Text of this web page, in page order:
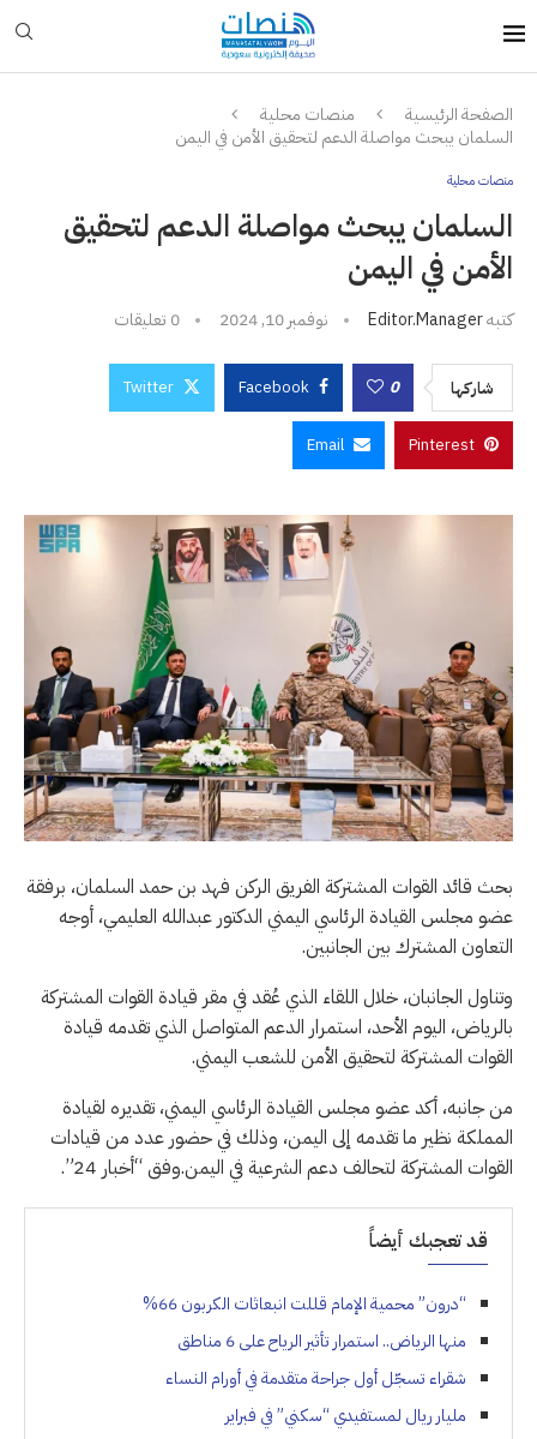
الصفحة الرئيسية
منصات محلية
السلمان يبحث مواصلة الدعم لتحقيق الأمن في اليمن
منصات محلية
السلمان يبحث مواصلة الدعم لتحقيق
الأمن في اليمن
كتبهEditor.manager نوفمبر 10, 2024 0 تعليقات
شاركها 0
Facebook
Twitter
Pinterest
Email
بحث قائد القوات المشتركة الفريق الركن فهد بن حمد السلمان، برفقة
عضو مجلس القيادة الرئاسي اليمني الدكتور عبدالله العليمي، أوجه
التعاون المشترك بين الجانبين.
وتناول الجانبان، خلال اللقاء الذي عُقد في مقر قيادة القوات المشتركة
بالرياض، اليوم الأحد، استمرار الدعم المتواصل الذي تقدمه قيادة
القوات المشتركة لتحقيق الأمن للشعب اليمني.
من جانبه، أكد عضو مجلس القيادة الرئاسي اليمني، تقديره لقيادة
المملكة نظير ما تقدمه إلى اليمن، وذلك في حضور عدد من قيادات
القوات المشتركة لتحالف دعم الشرعية في اليمن.وفق “أخبار 24”.
قد تعجبك أيضاً
“درون” محمية الإمام قللت انبعاثات الكربون 66%
منها الرياض.. استمرار تأثير الرياح على 6 مناطق
شقراء تسجّل أول جراحة متقدمة في أورام النساء
مليار ريال لمستفيدي “سكني” في فبراير